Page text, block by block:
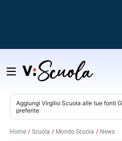
Salta
contenuto
Aggiungi Virgilio Scuola alle tue fonti
preferite
Home Scuola Mondo Scuola News